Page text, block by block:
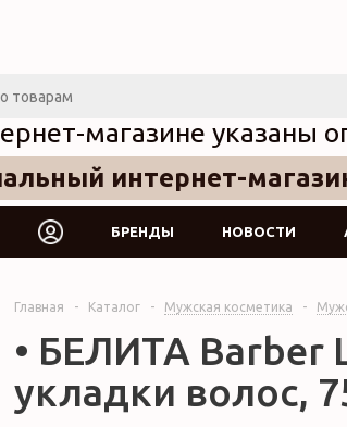
интернет-
магазине указаны
БРЕНДЫ НОВОСТИ
Главная - Каталог - Мужская косметика -
• БЕЛИТА Barber
укладки волос,